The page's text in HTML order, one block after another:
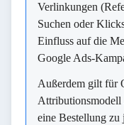
Verlinkungen
Suchen oder
Einfluss auf die
Google Ads-
Außerdem gilt für
Attributionsmodell
eine Bestellung zu